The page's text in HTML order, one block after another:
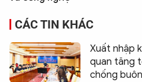
CÁC TIN KHÁC
Xuất nhập
quan tăng
chống